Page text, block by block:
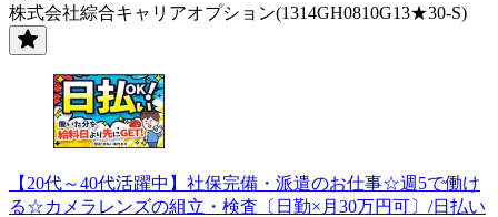
株式会社綜合キャリアオプション(1314GH0810G13★30-S)
【20代～40代活躍中】社保完備・派遣のお仕事☆週5で働け
る☆カメラレンズの組立・検査〔日勤×月30万円可〕/日払い